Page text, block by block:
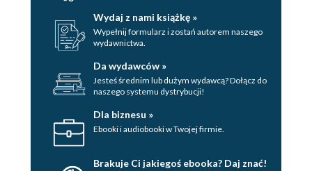
Wydaj z nami książkę »
Wypełnij formularz i zostań autorem naszego
wydawnictwa.
Da wydawców »
Jesteś średnim lub dużym wydawcą? Dołącz do
naszego systemu dystrybucji!
Dla biznesu »
Ebooki i audiobooki w Twojej firmie.
Brakuje Ci jakiegoś ebooka? Daj znać!